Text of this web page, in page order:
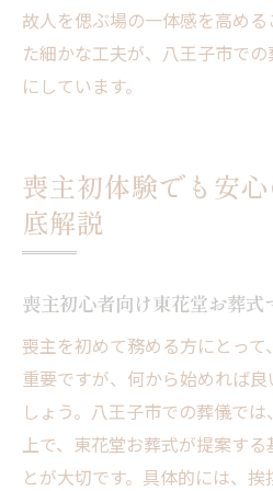
故人を偲ぶ場の一体感を高め
た細かな工夫が、八王子市で
にしています。
喪主初体験でも安
底解説
喪主初心者向け東花堂お葬式
喪主を初めて務める方にとっ
重要ですが、何から始めれば
しょう。八王子市での葬儀で
上で、東花堂お葬式が提案す
とが大切です。具体的には、